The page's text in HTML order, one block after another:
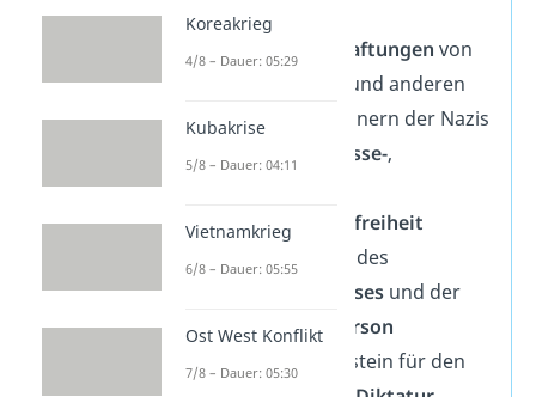
Gewaltakte“
Verhaftungen von
Kommunisten und anderen
politischen Gegnern der Nazis
Presse-,
Versammlungsfreiheit
Einschränkung des
Postgeheimnissesund der
Freiheit der Person
war der Grundstein für den
Koreakrieg
4/8 – Dauer: 05:29
Kubakrise
5/8 – Dauer: 04:11
Vietnamkrieg
6/8 – Dauer: 05:55
Ost West Konflikt
7/8 – Dauer: 05:30